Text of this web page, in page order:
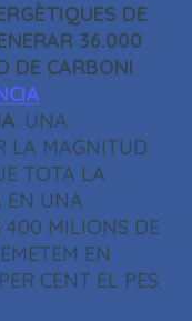
DE
36.000
DE CARBONI
. UNA
LA MAGNITUD
TOTA LA
EN UNA
400 MILIONS DE
EN
CENT EL PES